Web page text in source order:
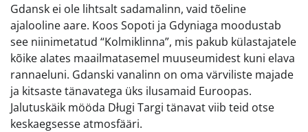
Gdansk ei ole lihtsalt sadamalinn, vaid tõeline
ajalooline aare. Koos Sopoti ja Gdyniaga moodustab
see niinimetatud “Kolmiklinna”, mis pakub külastajatele
kõike alates maailmatasemel muuseumidest kuni elava
rannaeluni. Gdanski vanalinn on oma värviliste majade
ja kitsaste tänavatega üks ilusamaid Euroopas.
Jalutuskäik mööda Długi Targi tänavat viib teid otse
keskaegsesse atmosfääri.